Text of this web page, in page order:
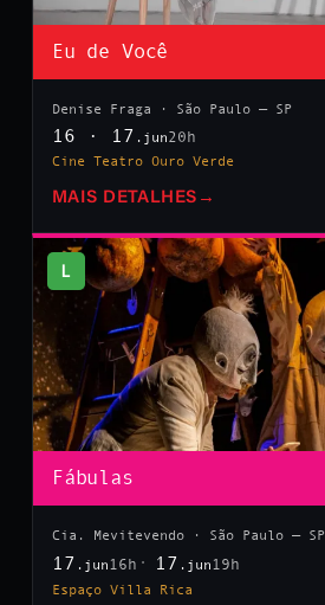
Eu de Você
Denise Fraga · São Paulo — SP
16 · 17 .jun20h
Cine Teatro Ouro Verde
MAIS DETALHES →
L
Fábulas
Cia. Mevitevendo · São Paulo — SP
17 .jun 16h 17 .jun 19h
Espaço Villa Rica